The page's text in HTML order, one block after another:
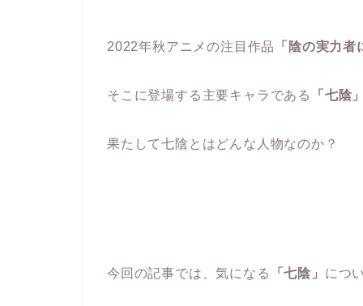
2022年秋アニメの注目作品 「陰の実力
そこに登場する主要キャラである 「七陰
果たして七陰とはどんな人物なのか？
今回の記事では、気になる 「七陰」 につ